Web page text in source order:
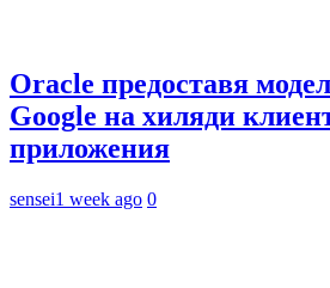
Oracle предоставя
Google на хиляди
приложения
sensei1 week ago 0